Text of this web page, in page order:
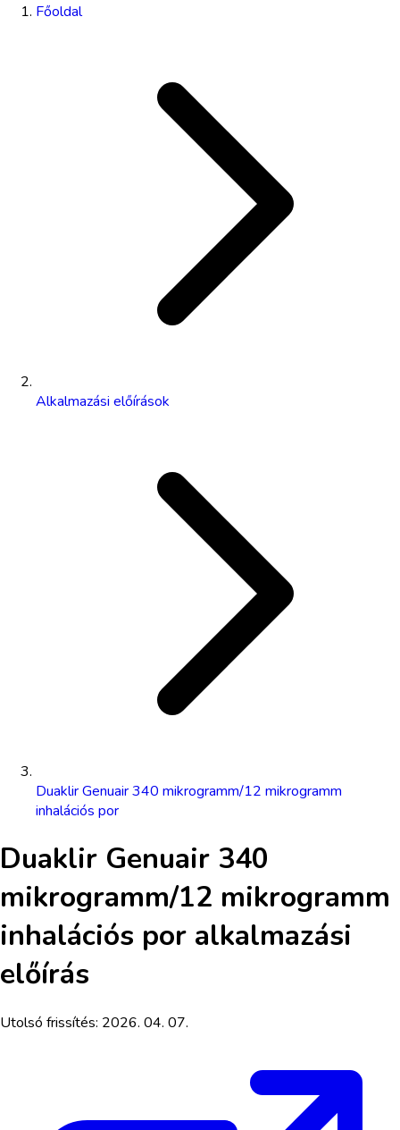
Főoldal
Alkalmazási előírások
Duaklir Genuair 340 mikrogramm/12 mikrogramm
inhalációs por
Duaklir Genuair 340
mikrogramm/12 mikrogramm
inhalációs por alkalmazási
előírás
Utolsó frissítés: 2026. 04. 07.